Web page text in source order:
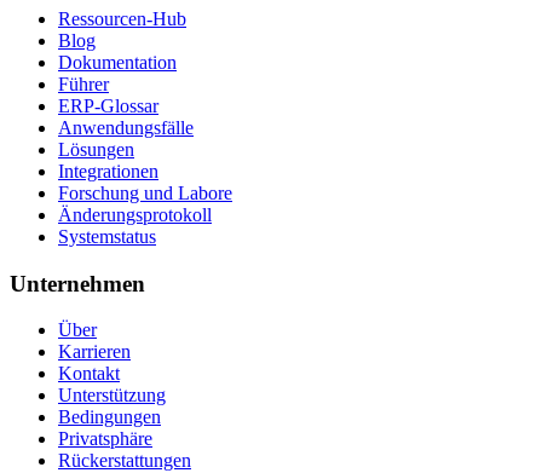
Ressourcen-Hub
Blog
Dokumentation
Führer
ERP-Glossar
Anwendungsfälle
Lösungen
Integrationen
Forschung und Labore
Änderungsprotokoll
Systemstatus
Unternehmen
Über
Karrieren
Kontakt
Unterstützung
Bedingungen
Privatsphäre
Rückerstattungen